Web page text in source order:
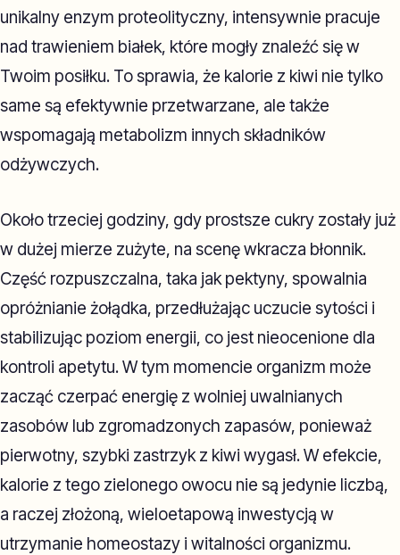
unikalny enzym proteolityczny, intensywnie pracuje
nad trawieniem białek, które mogły znaleźć się w
Twoim posiłku. To sprawia, że kalorie z kiwi nie tylko
same są efektywnie przetwarzane, ale także
wspomagają metabolizm innych składników
odżywczych.
Około trzeciej godziny, gdy prostsze cukry zostały już
w dużej mierze zużyte, na scenę wkracza błonnik.
Część rozpuszczalna, taka jak pektyny, spowalnia
opróżnianie żołądka, przedłużając uczucie sytości i
stabilizując poziom energii, co jest nieocenione dla
kontroli apetytu. W tym momencie organizm może
zacząć czerpać energię z wolniej uwalnianych
zasobów lub zgromadzonych zapasów, ponieważ
pierwotny, szybki zastrzyk z kiwi wygasł. W efekcie,
kalorie z tego zielonego owocu nie są jedynie liczbą,
a raczej złożoną, wieloetapową inwestycją w
utrzymanie homeostazy i witalności organizmu.